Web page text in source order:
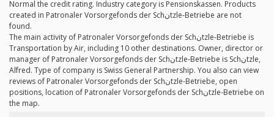
Normal the credit rating. Industry category is Pensionskassen. Products
created in Patronaler Vorsorgefonds der Schنtzle-Betriebe are not
found.
The main activity of Patronaler Vorsorgefonds der Schنtzle-Betriebe is
Transportation by Air, including 10 other destinations. Owner, director or
manager of Patronaler Vorsorgefonds der Schنtzle-Betriebe is Schنtzle,
Alfred. Type of company is Swiss General Partnership. You also can view
reviews of Patronaler Vorsorgefonds der Schنtzle-Betriebe, open
positions, location of Patronaler Vorsorgefonds der Schنtzle-Betriebe on
the map.